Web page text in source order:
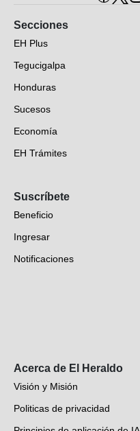
Secciones
EH Plus
Tegucigalpa
Honduras
Sucesos
Economía
EH Trámites
EH Verifica
Fotogalerías
Deportes
Videos
Suscríbete
Beneficio
Ingresar
Notificaciones
Acerca de El Heraldo
Visión y Misión
Politicas de privacidad